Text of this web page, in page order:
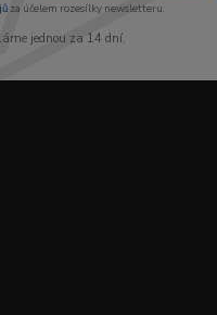
za účelem rozesílky newsletteru.
jednou za 14 dní.